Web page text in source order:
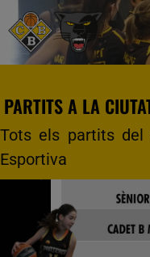
PARTITS A LA
Tots els partits
Esportiva